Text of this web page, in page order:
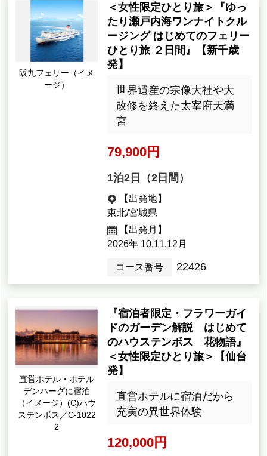
阪九フェリー（イメ
ージ）
＜女性限定ひとり旅＞『ゆっ
たり瀬戸内海ワンナイトクル
ージング はじめてのフェリー
ひとり旅 ２日間』【新千歳
発】
世界遺産の宗像大社や大
改修を終えた太宰府天満
宮
79,900円
1泊2日（2日間）
【出発地】
東北/宮城県
【出発月】
2026年 10,11,12月
コース番号 22426
直営ホテル・ホテル
デンハーグに宿泊
（イメージ）(C)ハウ
ステンボス／C-1022
2
『宿泊者限定・フラワーガイ
ドのガーデン解説 はじめて
のハウステンボス 花物語』
＜女性限定ひとり旅＞【仙台
発】
直営ホテルに宿泊だから
充実の異世界体験
120,000円